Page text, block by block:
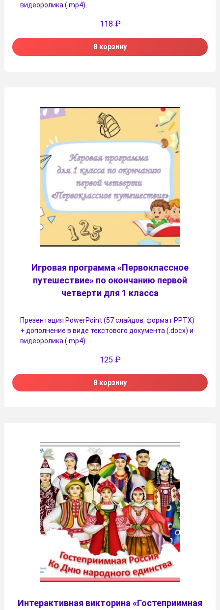
видеоролика (.mp4).
118 ₽
В корзину
Игровая программа «Первоклассное
путешествие» по окончанию первой
четверти для 1 класса
Презентация PowerPoint (57 слайдов, формат PPTX)
+ дополнение в виде текстового документа (.docx) и
видеоролика (.mp4).
125 ₽
В корзину
Интерактивная викторина «Гостеприимная